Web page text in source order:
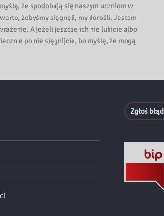
że spodobają się naszym uczniom w
żebyśmy sięgnęli, my dorośli. Jestem
A jeżeli jeszcze ich nie lubicie albo
po nie sięgnijcie, bo myślę, że mogą
Zgłoś błąd